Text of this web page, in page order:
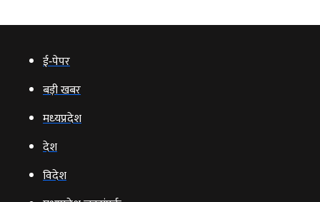
ई‑पेपर
बड़ी खबर
मध्‍यप्रदेश
देश
विदेश